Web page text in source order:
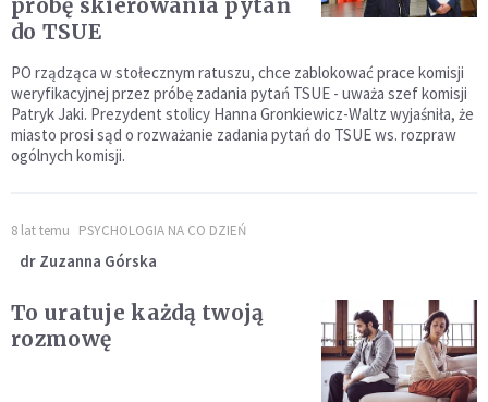
próbę skierowania pytań
do TSUE
PO rządząca w stołecznym ratuszu, chce zablokować prace komisji
weryfikacyjnej przez próbę zadania pytań TSUE - uważa szef komisji
Patryk Jaki. Prezydent stolicy Hanna Gronkiewicz-Waltz wyjaśniła, że
miasto prosi sąd o rozważanie zadania pytań do TSUE ws. rozpraw
ogólnych komisji.
8 lat temu PSYCHOLOGIA NA CO DZIEŃ
dr Zuzanna Górska
To uratuje każdą twoją
rozmowę